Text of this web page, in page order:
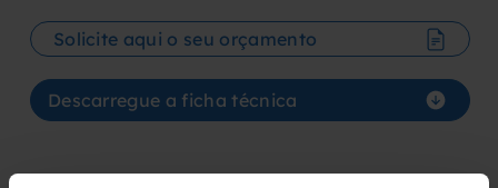
Solicite aqui o seu orçamento
Descarregue a ficha técnica